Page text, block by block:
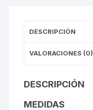
DESCRIPCIÓN
VALORACIONES (0)
DESCRIPCIÓN
MEDIDAS